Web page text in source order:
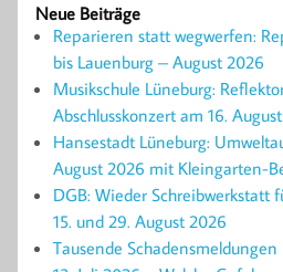
Neue Beiträge
Reparieren statt wegwerfen:
bis Lauenburg – August 2026
Musikschule Lüneburg:
Abschlusskonzert am 16.
Hansestadt Lüneburg:
August 2026 mit Kleingarten-
DGB: Wieder Schreibwerkstatt
15. und 29. August 2026
Tausende